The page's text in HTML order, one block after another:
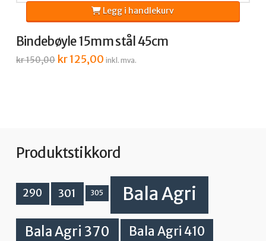
Bindebøyle 15mm stål 45cm
kr150,00 Opprinnelig
pris
kr125,00Nåværende
pris
inkl. mva.
Legg i handlekurv
Produktstikkord
290 301 305 Bala Agri
Bala Agri 370 Bala Agri 410